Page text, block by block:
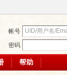
帐号
密码
帮助